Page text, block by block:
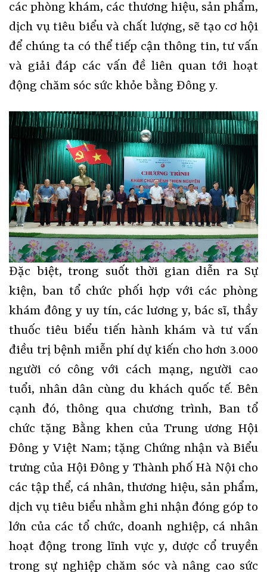
các phòng khám, các thương hiệu, sản phẩm,
dịch vụ tiêu biểu và chất lượng, sẽ tạo cơ hội
để chúng ta có thể tiếp cận thông tin, tư vấn
và giải đáp các vấn đề liên quan tới hoạt
động chăm sóc sức khỏe bằng Đông y.
Đặc biệt, trong suốt thời gian diễn ra Sự
kiện, ban tổ chức phối hợp với các phòng
khám đông y uy tín, các lương y, bác sĩ, thầy
thuốc tiêu biểu tiến hành khám và tư vấn
điều trị bệnh miễn phí dự kiến cho hơn 3.000
người có công với cách mạng, người cao
tuổi, nhân dân cùng du khách quốc tế. Bên
cạnh đó, thông qua chương trình, Ban tổ
chức tặng Bằng khen của Trung ương Hội
Đông y Việt Nam; tặng Chứng nhận và Biểu
trưng của Hội Đông y Thành phố Hà Nội cho
các tập thể, cá nhân, thương hiệu, sản phẩm,
dịch vụ tiêu biểu nhằm ghi nhận đóng góp to
lớn của các tổ chức, doanh nghiệp, cá nhân
hoạt động trong lĩnh vực y, dược cổ truyền
trong sự nghiệp chăm sóc và nâng cao sức